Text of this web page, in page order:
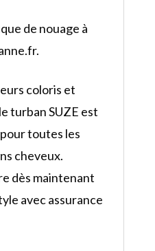
de nouage à
coloris et
turban SUZE est
toutes les
cheveux.
dès maintenant
avec assurance